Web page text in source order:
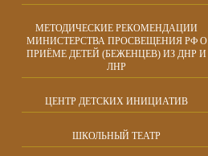
МЕТОДИЧЕСКИЕ РЕКОМЕНДАЦИИ
МИНИСТЕРСТВА ПРОСВЕЩЕНИЯ РФ О
ПРИЁМЕ ДЕТЕЙ (БЕЖЕНЦЕВ) ИЗ ДНР И
ЛНР
ЦЕНТР ДЕТСКИХ ИНИЦИАТИВ
ШКОЛЬНЫЙ ТЕАТР